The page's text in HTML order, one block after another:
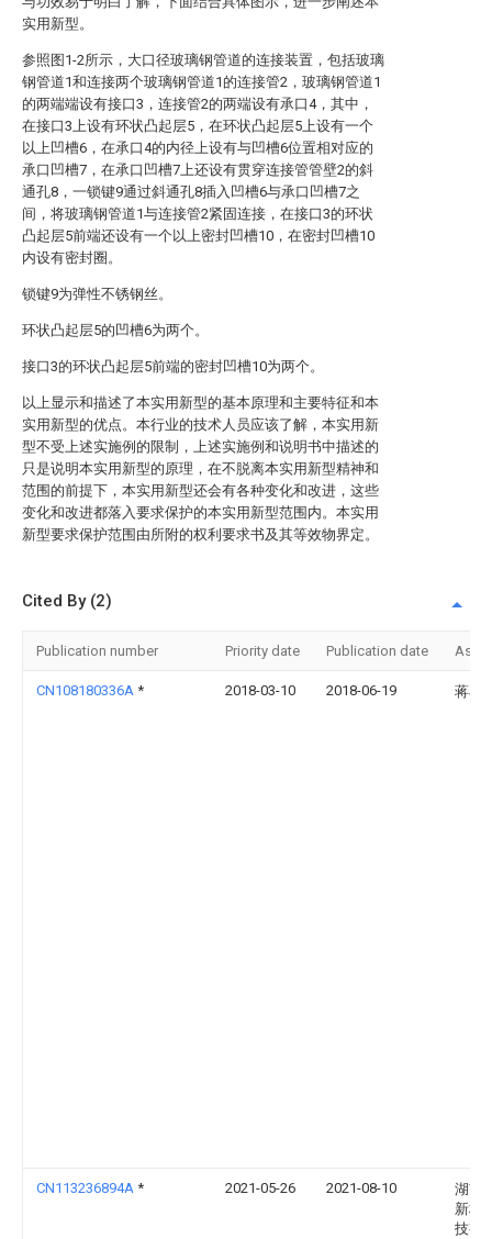
实用新型。
参照图1-2所示，大口径玻璃钢管道的连接装置，包括玻璃
钢管道1和连接两个玻璃钢管道1的连接管2，玻璃钢管道1
的两端端设有接口3，连接管2的两端设有承口4，其中，
在接口3上设有环状凸起层5，在环状凸起层5上设有一个
以上凹槽6，在承口4的内径上设有与凹槽6位置相对应的
承口凹槽7，在承口凹槽7上还设有贯穿连接管管壁2的斜
通孔8，一锁键9通过斜通孔8插入凹槽6与承口凹槽7之
间，将玻璃钢管道1与连接管2紧固连接，在接口3的环状
凸起层5前端还设有一个以上密封凹槽10，在密封凹槽10
内设有密封圈。
锁键9为弹性不锈钢丝。
环状凸起层5的凹槽6为两个。
接口3的环状凸起层5前端的密封凹槽10为两个。
以上显示和描述了本实用新型的基本原理和主要特征和本
实用新型的优点。本行业的技术人员应该了解，本实用新
型不受上述实施例的限制，上述实施例和说明书中描述的
只是说明本实用新型的原理，在不脱离本实用新型精神和
范围的前提下，本实用新型还会有各种变化和改进，这些
变化和改进都落入要求保护的本实用新型范围内。本实用
新型要求保护范围由所附的权利要求书及其等效物界定。
Cited By (2)
Publication number Priority date Publication date
CN108180336A * 2018-03-10 2018-06-19 蒋丰
CN113236894A * 2021-05-26 2021-08-10
湖南
新材
技有